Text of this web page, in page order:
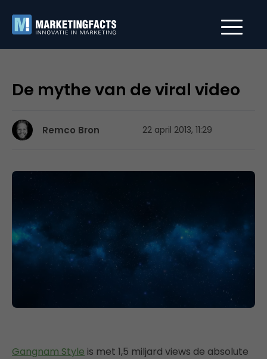
De mythe van de viral video
Remco Bron 22 april 2013, 11:29
Gangnam Style is met 1,5 miljard views de absolute